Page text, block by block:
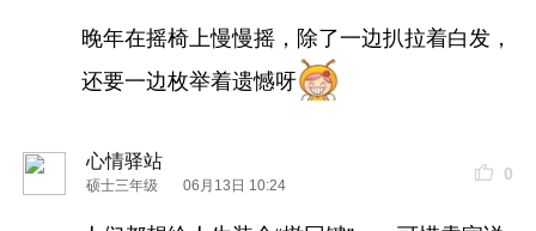
晚年在摇椅上慢慢摇，除了一边扒拉着白发，
还要一边枚举着遗憾呀
心情驿站
硕士三年级 06月13日 10:24
0